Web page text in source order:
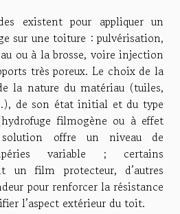
existent pour appliquer un
sur une toiture : pulvérisation,
ou à la brosse, voire injection
très poreux. Le choix de la
la nature du matériau (tuiles,
de son état initial et du type
filmogène ou à effet
solution offre un niveau de
variable ; certains
un film protecteur, d’autres
pour renforcer la résistance
l’aspect extérieur du toit.